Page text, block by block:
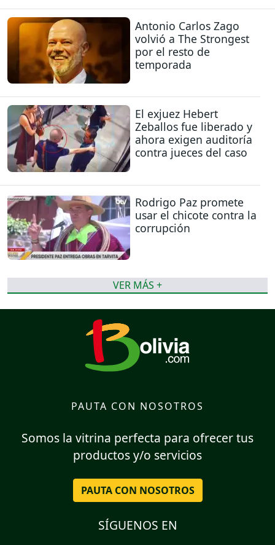
Antonio Carlos Zago
volvió a The Strongest
por el resto de
temporada
El exjuez Hebert
Zeballos fue liberado y
ahora exigen auditoría
contra jueces del caso
Rodrigo Paz promete
usar el chicote contra la
corrupción
VER MÁS +
PAUTA CON NOSOTROS
Somos la vitrina perfecta para ofrecer tus
productos y/o servicios
PAUTA CON NOSOTROS
SÍGUENOS EN